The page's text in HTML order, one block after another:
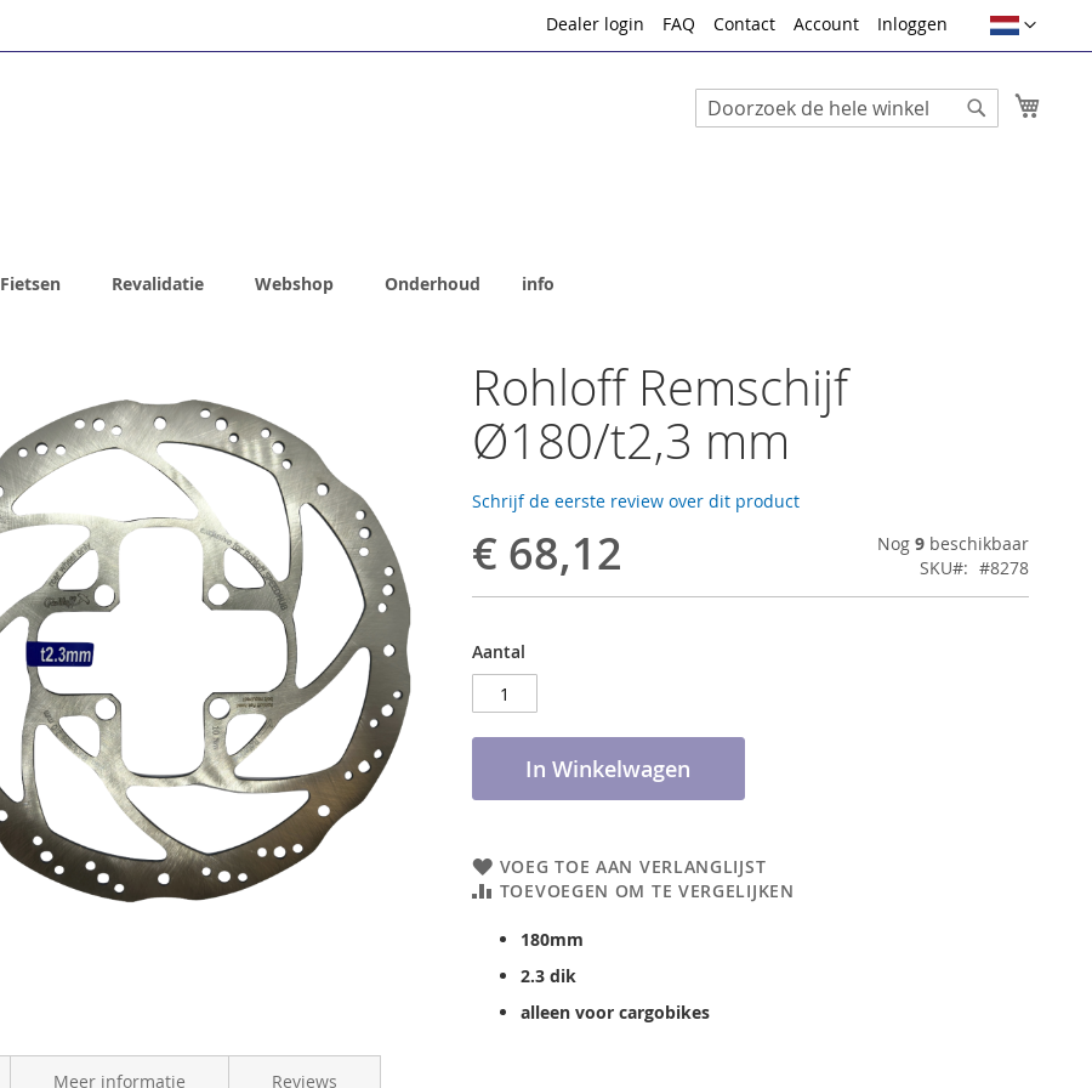
Taal
Dealer login FAQ Contact Account Inloggen
Search
Fietsen Revalidatie Webshop Onderhoud info
Rohloff Remschijf
Ø180/t2,3 mm
Schrijf de eerste review over dit product
€ 68,12 Nog 9beschikbaar
SKU
#8278
Aantal
In Winkelwagen
VOEG TOE AAN VERLANGLIJST
TOEVOEGEN OM TE VERGELIJKEN
180mm
2.3 dik
alleen voor cargobikes
Meer informatie Reviews